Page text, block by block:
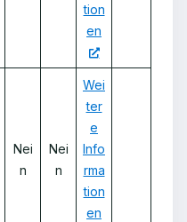
tion
en
Nei
n
Nei
n
Wei
ter
e
Info
rma
tion
en